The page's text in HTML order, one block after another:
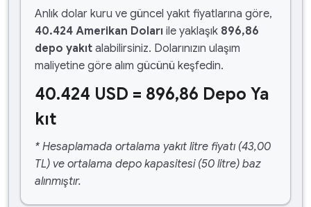
Anlık dolar kuru ve güncel yakıt fiyatlarına göre,
40.424 Amerikan Doları ile yaklaşık 896,86
depo yakıt alabilirsiniz. Dolarınızın ulaşım
maliyetine göre alım gücünü keşfedin.
40.424 USD = 896,86 Depo Ya
kıt
* Hesaplamada ortalama yakıt litre fiyatı (43,00
TL) ve ortalama depo kapasitesi (50 litre) baz
alınmıştır.